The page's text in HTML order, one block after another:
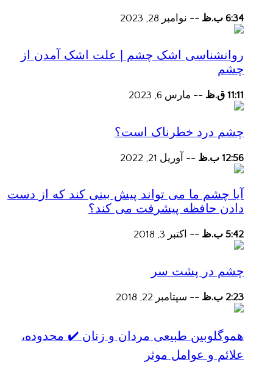
6:34 ب.ظ -- نوامبر 28, 2023
روانشناسی اشک چشم | علت اشک آمدن از
چشم
11:11 ق.ظ -- مارس 6, 2023
چشم درد خطرناک است؟
12:56 ب.ظ -- آوریل 21, 2022
آیا چشم ما می تواند پیش بینی کند که از دست
دادن حافظه پیشرفت می کند؟
5:42 ب.ظ -- اکتبر 3, 2018
چشم در پشت سر
2:23 ب.ظ -- سپتامبر 22, 2018
هموگلوبین طبیعی مردان و زنان ✔️ محدوده،
علائم و عوامل موثر